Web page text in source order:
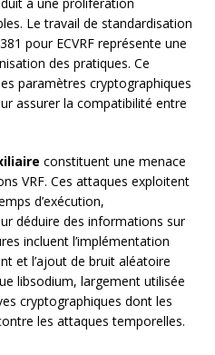
Le travail de standardisation
pour ECVRF représente une
des pratiques. Ce
paramètres cryptographiques
assurer la compatibilité entre
constituent une menace
VRF. Ces attaques exploitent
d’exécution,
déduire des informations sur
incluent l’implémentation
et l’ajout de bruit aléatoire
libsodium, largement utilisée
cryptographiques dont les
les attaques temporelles.